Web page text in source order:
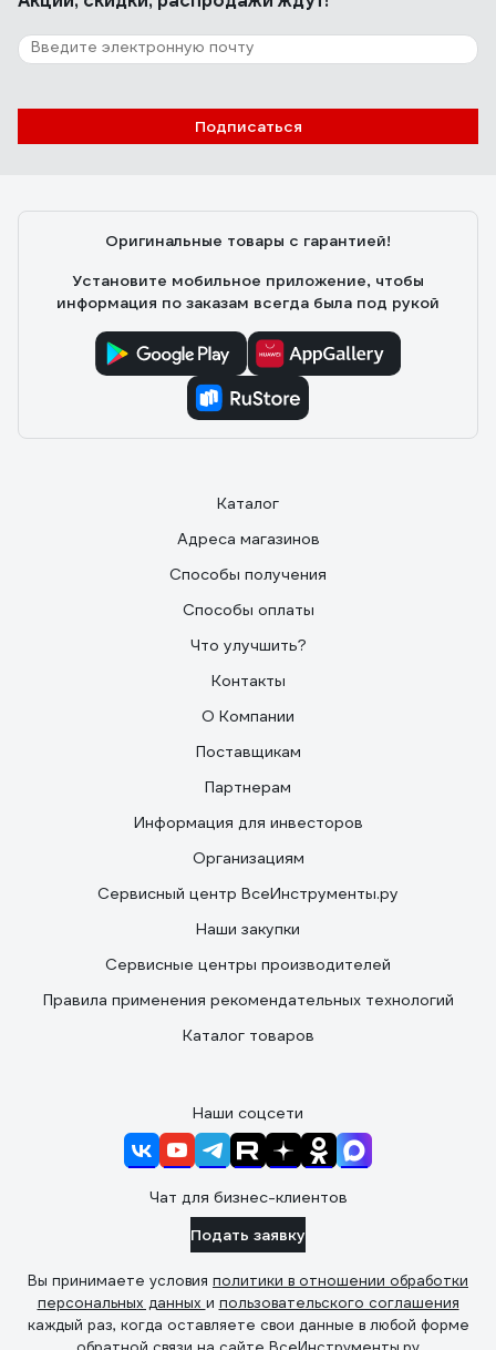
Подписаться
Оригинальные товары с гарантией!
Установите мобильное приложение, чтобы
информация по заказам всегда была под рукой
Каталог
Адреса магазинов
Способы получения
Способы оплаты
Что улучшить?
Контакты
О Компании
Поставщикам
Партнерам
Информация для инвесторов
Организациям
Сервисный центр ВсеИнструменты.ру
Наши закупки
Сервисные центры производителей
Правила применения рекомендательных технологий
Каталог товаров
Наши соцсети
Чат для бизнес-клиентов
Подать заявку
Вы принимаете условия политики в отношении обработки
персональных данных и пользовательского соглашения
каждый раз, когда оставляете свои данные в любой форме